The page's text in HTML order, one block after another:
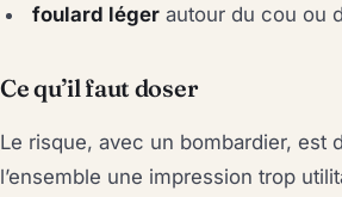
foulard léger autour du cou ou
Ce qu’il faut doser
Le risque, avec un bombardier, est
l’ensemble une impression trop